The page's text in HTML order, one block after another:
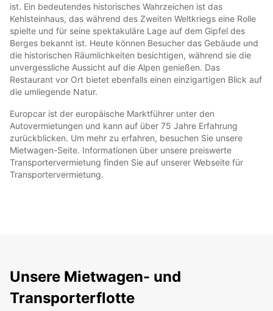
ist. Ein bedeutendes historisches Wahrzeichen ist das
Kehlsteinhaus, das während des Zweiten Weltkriegs eine Rolle
spielte und für seine spektakuläre Lage auf dem Gipfel des
Berges bekannt ist. Heute können Besucher das Gebäude und
die historischen Räumlichkeiten besichtigen, während sie die
unvergessliche Aussicht auf die Alpen genießen. Das
Restaurant vor Ort bietet ebenfalls einen einzigartigen Blick auf
die umliegende Natur.
Europcar ist der europäische Marktführer unter den
Autovermietungen und kann auf über 75 Jahre Erfahrung
zurückblicken. Um mehr zu erfahren, besuchen Sie unsere
Mietwagen-Seite. Informationen über unsere preiswerte
Transportervermietung finden Sie auf unserer Webseite für
Transportervermietung.
Unsere Mietwagen- und
Transporterflotte